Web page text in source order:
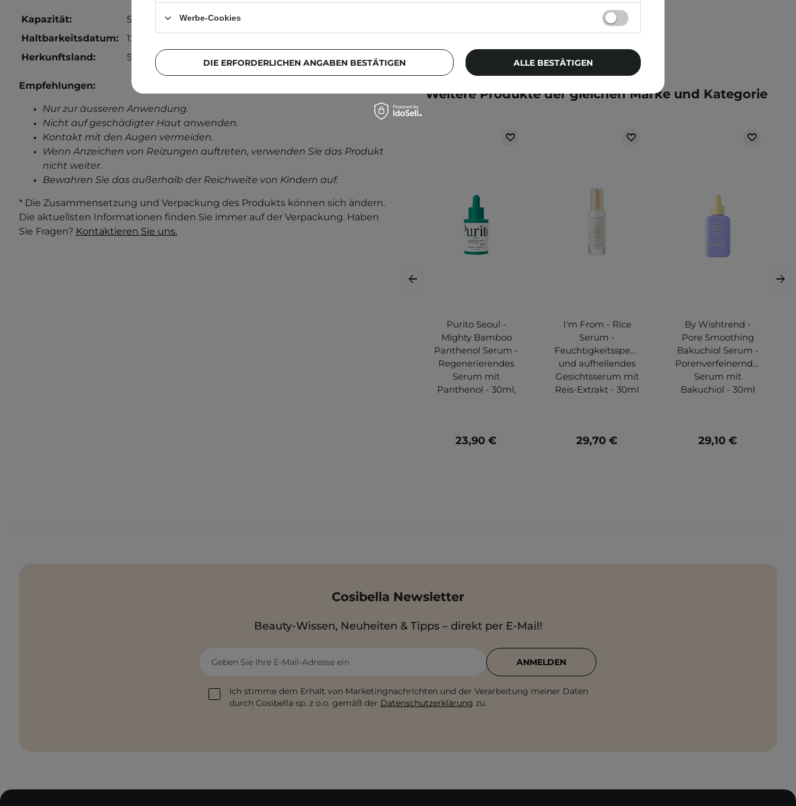
Kapazität:
50 ml
Haltbarkeitsdatum:
12 Monate von der Öffnung.
Herkunftsland:
Südkorea.
Empfehlungen:
Nur zur äusseren Anwendung.
Nicht auf geschädigter Haut anwenden.
Kontakt mit den Augen vermeiden.
Wenn Anzeichen von Reizungen auftreten, verwenden Sie das Produkt
nicht weiter.
Bewahren Sie das außerhalb der Reichweite von Kindern auf.
* Die Zusammensetzung und Verpackung des Produkts können sich ändern.
Die aktuellsten Informationen finden Sie immer auf der Verpackung. Haben
Sie Fragen? Kontaktieren Sie uns.
Weitere Produkte der gleichen Marke und Kategorie
Purito Seoul -
Mighty Bamboo
Panthenol Serum -
Regenerierendes
Serum mit
Panthenol - 30ml,
23,90 €
I'm From - Rice
Serum -
Feuchtigkeitsspendendes
und aufhellendes
Gesichtsserum mit
Reis-Extrakt - 30ml
29,70 €
By Wishtrend -
Pore Smoothing
Bakuchiol Serum -
Porenverfeinerndes
Serum mit
Bakuchiol - 30ml
29,10 €
Cosibella Newsletter
Beauty-Wissen, Neuheiten & Tipps – direkt per E-Mail!
Geben Sie Ihre E-Mail-Adresse ein
Ich stimme dem Erhalt von Marketingnachrichten und der Verarbeitung meiner Daten
durch Cosibella sp. z o.o. gemäß der Datenschutzerklärung zu.
ANMELDEN
Werbe-Cookies
DIE ERFORDERLICHEN ANGABEN BESTÄTIGEN ALLE BESTÄTIGEN